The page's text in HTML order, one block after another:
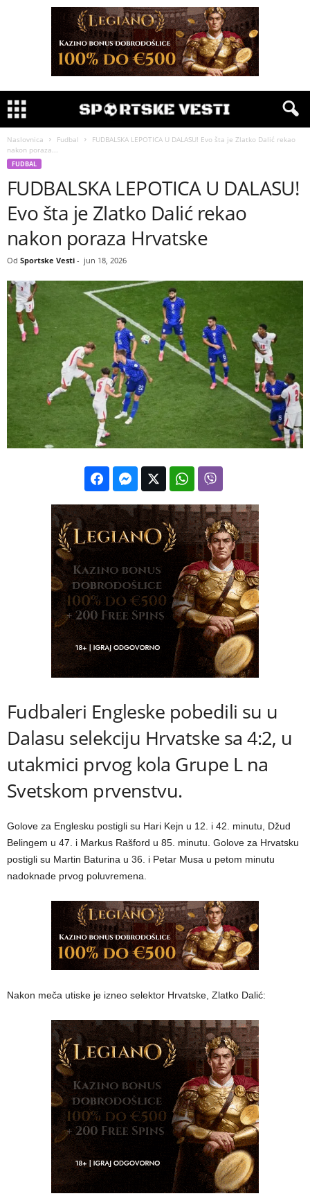
Naslovnica Fudbal
FUDBALSKA LEPOTICA U DALASU! Evo šta je Zlatko Dalić rekao
nakon poraza...
FUDBAL
FUDBALSKA LEPOTICA U DALASU!
Evo šta je Zlatko Dalić rekao
nakon poraza Hrvatske
Od Sportske Vesti - jun 18, 2026
Fudbaleri Engleske pobedili su u
Dalasu selekciju Hrvatske sa 4:2, u
utakmici prvog kola Grupe L na
Svetskom prvenstvu.
Golove za Englesku postigli su Hari Kejn u 12. i 42. minutu, Džud
Belingem u 47. i Markus Rašford u 85. minutu. Golove za Hrvatsku
postigli su Martin Baturina u 36. i Petar Musa u petom minutu
nadoknade prvog poluvremena.
Nakon meča utiske je izneo selektor Hrvatske, Zlatko Dalić: